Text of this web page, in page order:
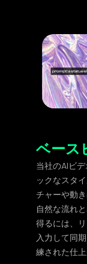
ベース
当社のAIビ
ックなスタ
チャーや動
自然な流れ
得るには、
入力して同
練された仕